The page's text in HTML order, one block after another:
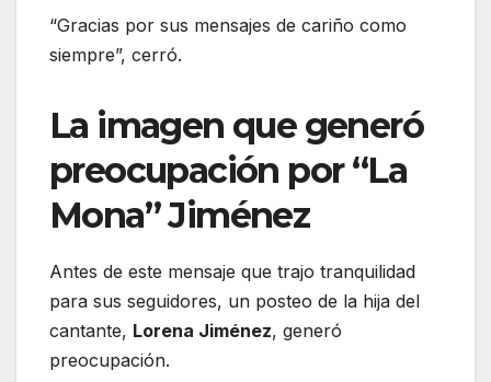
“Gracias por sus mensajes de cariño como
siempre”, cerró.
La imagen que generó
preocupación por “La
Mona” Jiménez
Antes de este mensaje que trajo tranquilidad
para sus seguidores, un posteo de la hija del
cantante, Lorena Jiménez, generó
preocupación.